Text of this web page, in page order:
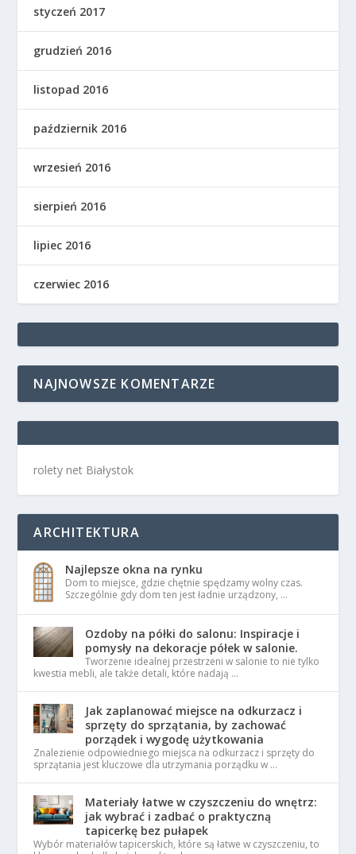
styczeń 2017
grudzień 2016
listopad 2016
październik 2016
wrzesień 2016
sierpień 2016
lipiec 2016
czerwiec 2016
NAJNOWSZE KOMENTARZE
rolety net Białystok
ARCHITEKTURA
Najlepsze okna na rynku
Dom to miejsce, gdzie chętnie spędzamy wolny czas.
Szczególnie gdy dom ten jest ładnie urządzony, …
Ozdoby na półki do salonu: Inspiracje i
pomysły na dekoracje półek w salonie.
Tworzenie idealnej przestrzeni w salonie to nie tylko
kwestia mebli, ale także detali, które nadają …
Jak zaplanować miejsce na odkurzacz i
sprzęty do sprzątania, by zachować
porządek i wygodę użytkowania
Znalezienie odpowiedniego miejsca na odkurzacz i sprzęty do
sprzątania jest kluczowe dla utrzymania porządku w …
Materiały łatwe w czyszczeniu do wnętrz:
jak wybrać i zadbać o praktyczną
tapicerkę bez pułapek
Wybór materiałów tapicerskich, które są łatwe w czyszczeniu, to